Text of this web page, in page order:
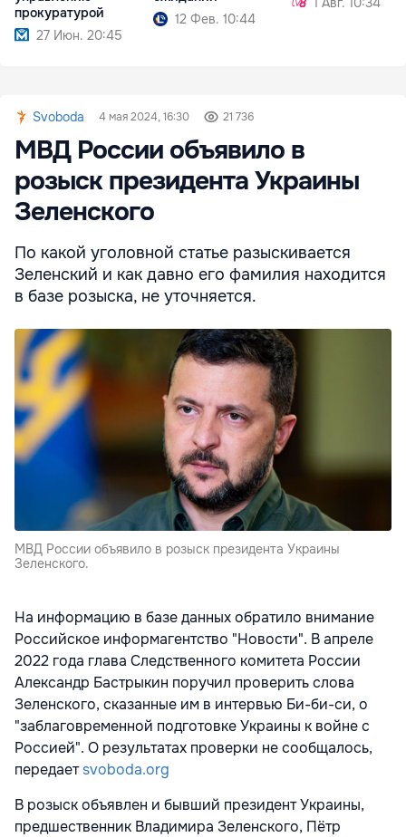
прокуратурой
27 Июн. 20:45
12 Фев. 10:44
Svoboda 4 мая 2024, 16:30 21 736
МВД России объявило в
розыск президента Украины
Зеленского
По какой уголовной статье разыскивается
Зеленский и как давно его фамилия находится
в базе розыска, не уточняется.
МВД России объявило в розыск президента Украины
Зеленского.
На информацию в базе данных обратило внимание
Российское информагентство "Новости". В апреле
2022 года глава Следственного комитета России
Александр Бастрыкин поручил проверить слова
Зеленского, сказанные им в интервью Би-би-си, о
"заблаговременной подготовке Украины к войне с
Россией". О результатах проверки не сообщалось,
передаетsvoboda.org
В розыск объявлен и бывший президент Украины,
предшественник Владимира Зеленского, Пётр